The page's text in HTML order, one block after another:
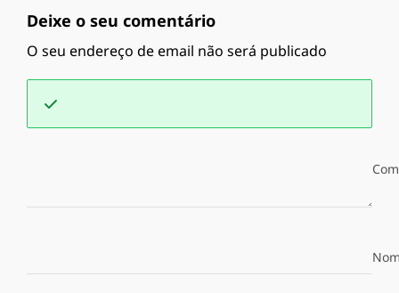
Deixe o seu comentário
O seu endereço de email não será publicado